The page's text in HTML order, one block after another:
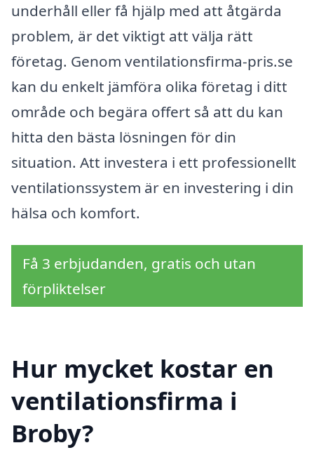
underhåll eller få hjälp med att åtgärda
problem, är det viktigt att välja rätt
företag. Genom ventilationsfirma-pris.se
kan du enkelt jämföra olika företag i ditt
område och begära offert så att du kan
hitta den bästa lösningen för din
situation. Att investera i ett professionellt
ventilationssystem är en investering i din
hälsa och komfort.
Få 3 erbjudanden, gratis och utan
förpliktelser
Hur mycket kostar en
ventilationsfirma i
Broby?